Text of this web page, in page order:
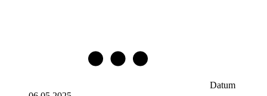
Datum